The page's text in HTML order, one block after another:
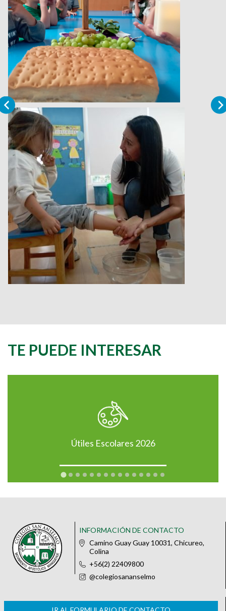
TE PUEDE INTERESAR
Útiles Escolares 2026
INFORMACIÓN DE CONTACTO
Camino Guay Guay 10031, Chicureo,
Colina
+56(2) 22409800
@colegiosananselmo